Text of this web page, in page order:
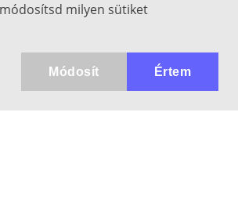
milyen sütiket
Értem
Módosít